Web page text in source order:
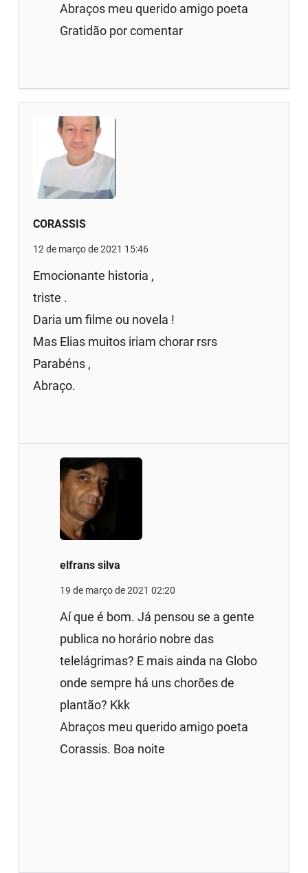
Abraços meu querido amigo poeta
Gratidão por comentar
CORASSIS
12 de março de 2021 15:46
Emocionante historia ,
triste .
Daria um filme ou novela !
Mas Elias muitos iriam chorar rsrs
Parabéns ,
Abraço.
elfrans silva
19 de março de 2021 02:20
Aí que é bom. Já pensou se a gente
publica no horário nobre das
telelágrimas? E mais ainda na Globo
onde sempre há uns chorões de
plantão? Kkk
Abraços meu querido amigo poeta
Corassis. Boa noite